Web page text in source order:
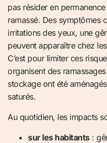
pas résider en
ramassé. Des symptômes
irritations des yeux, une
peuvent apparaître chez
C’est pour limiter ces
organisent des
stockage ont été
saturés.
Au quotidien, les impacts
sur les habitants: